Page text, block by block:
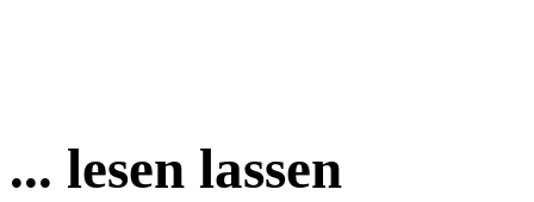
... lesen lassen